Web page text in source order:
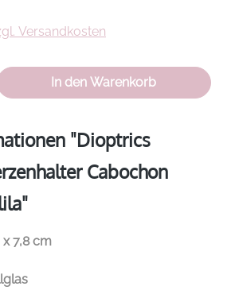
Versandkosten
Gib den gewünschten
In den Warenkorb
"Dioptrics
Cabochon
x 7,8 cm